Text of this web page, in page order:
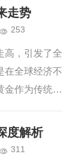
格上涨提供
角度解析...
走势
253
高，引发了全
在全球经济不
金作为传统避
继续走高？
解读。...
度解析
311